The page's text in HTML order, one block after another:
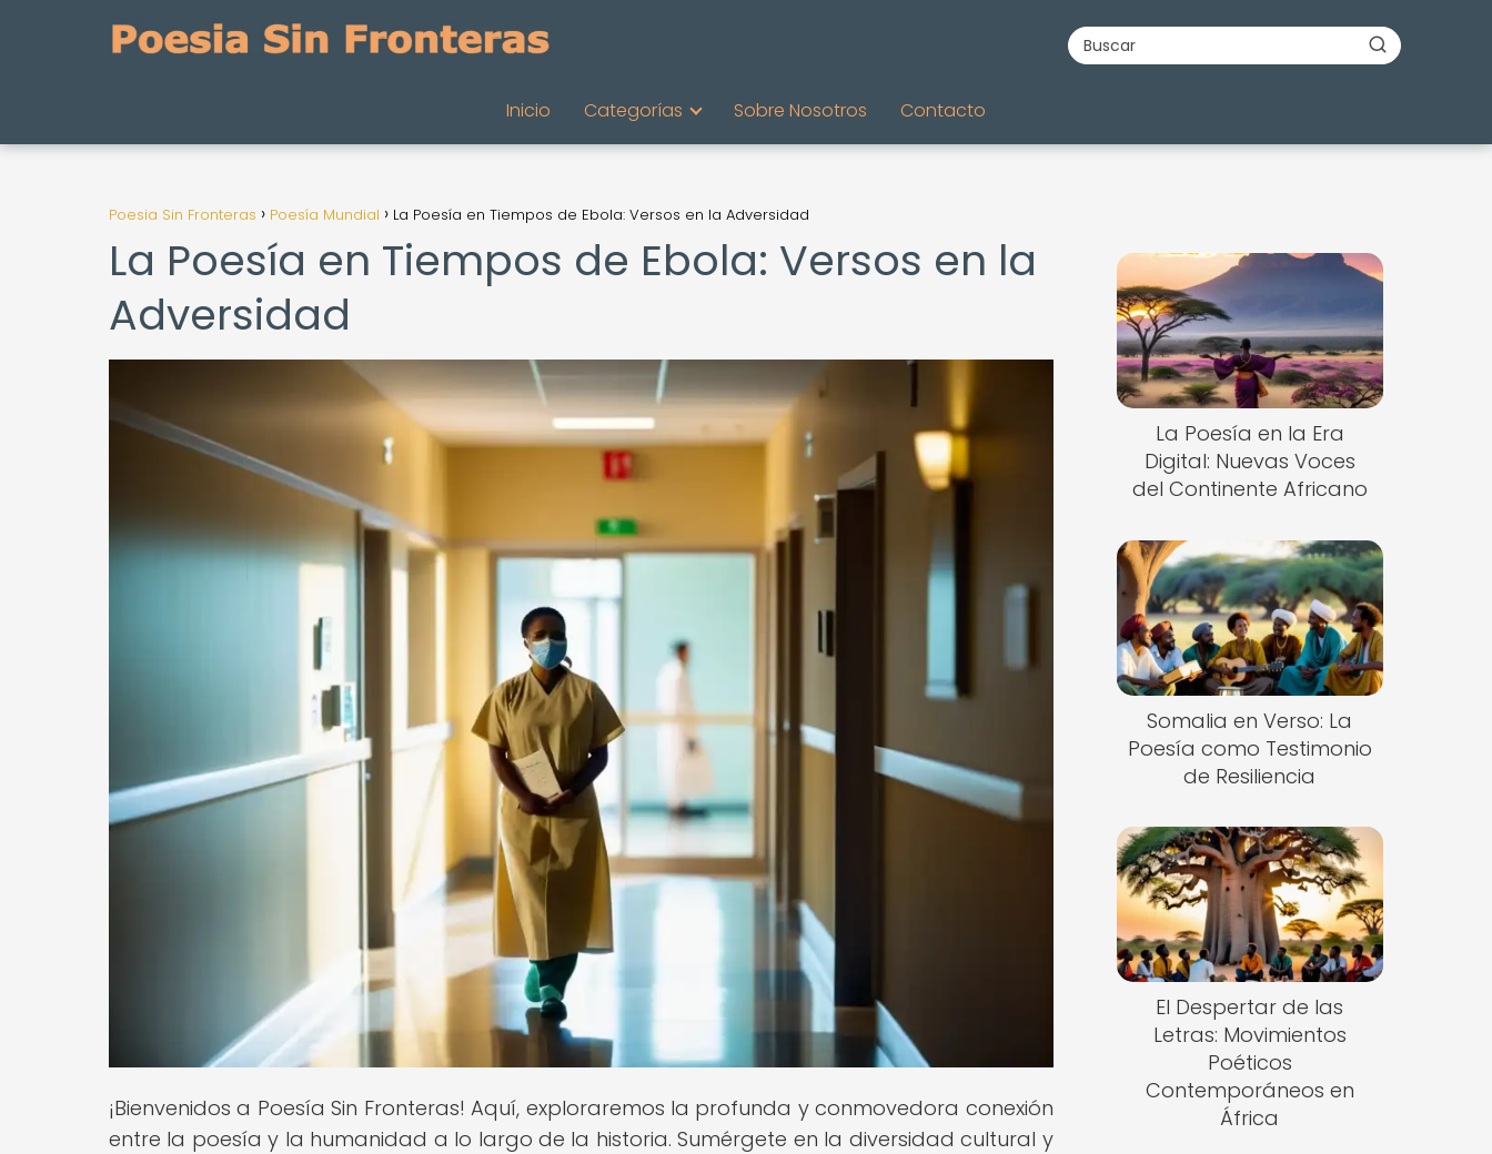
Inicio Categorías Sobre Nosotros Contacto
Poesia Sin Fronteras Poesía Mundial La Poesía en Tiempos de Ebola: Versos en la Adversidad
La Poesía en Tiempos de Ebola: Versos en la
Adversidad
¡Bienvenidos a Poesía Sin Fronteras! Aquí, exploraremos la profunda y conmovedora conexión
entre la poesía y la humanidad a lo largo de la historia. Sumérgete en la diversidad cultural y
La Poesía en la Era
Digital: Nuevas Voces
del Continente Africano
Somalia en Verso: La
Poesía como Testimonio
de Resiliencia
El Despertar de las
Letras: Movimientos
Poéticos
Contemporáneos en
África